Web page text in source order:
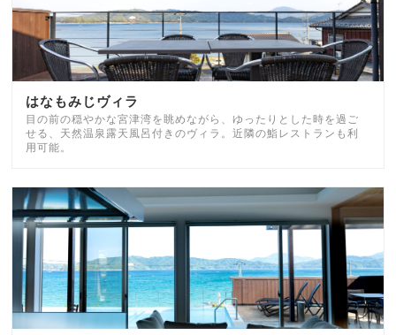
はなもみじヴィラ
目の前の穏やかな宮津湾を眺めながら、ゆったりとした時を過ご
せる、天然温泉露天風呂付きのヴィラ。近隣の鮨レストランも利
用可能。